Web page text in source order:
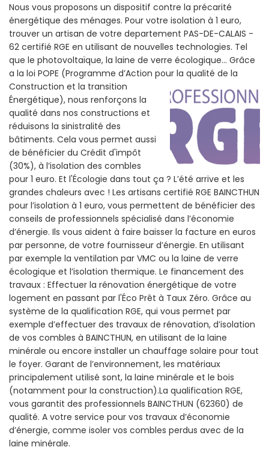
Nous vous proposons un dispositif contre la précarité
énergétique des ménages. Pour votre isolation à 1 euro,
trouver un artisan de votre departement PAS-DE-CALAIS -
62 certifié RGE en utilisant de nouvelles technologies. Tel
que le photovoltaïque, la laine de verre écologique... Grâce
a la loi POPE (Programme d’Action pour la qualité de la
Construction et la transition
Énergétique), nous renforçons la
qualité dans nos constructions et
réduisons la sinistralité des
bâtiments. Cela vous permet aussi
de bénéficier du Crédit d'impôt
(30%), à l’isolation des combles
pour 1 euro. Et l'Écologie dans tout ça ? L’été arrive et les
grandes chaleurs avec ! Les artisans certifié RGE BAINCTHUN
pour l’isolation à 1 euro, vous permettent de bénéficier des
conseils de professionnels spécialisé dans l’économie
d’énergie. Ils vous aident à faire baisser la facture en euros
par personne, de votre fournisseur d’énergie. En utilisant
par exemple la ventilation par VMC ou la laine de verre
écologique et l’isolation thermique. Le financement des
travaux : Effectuer la rénovation énergétique de votre
logement en passant par l'Éco Prêt à Taux Zéro. Grâce au
système de la qualification RGE, qui vous permet par
exemple d’effectuer des travaux de rénovation, d’isolation
de vos combles à BAINCTHUN, en utilisant de la laine
minérale ou encore installer un chauffage solaire pour tout
le foyer. Garant de l’environnement, les matériaux
principalement utilisé sont, la laine minérale et le bois
(notamment pour la construction).La qualification RGE,
vous garantit des professionnels BAINCTHUN (62360) de
qualité. A votre service pour vos travaux d’économie
d’énergie, comme isoler vos combles perdus avec de la
laine minérale.